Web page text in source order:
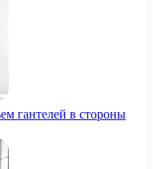
гантелей в стороны